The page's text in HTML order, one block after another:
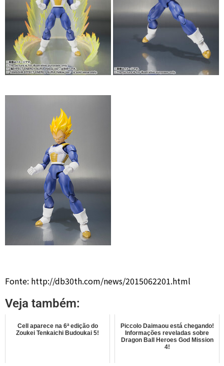
Fonte: http://db30th.com/news/2015062201.html
Veja também:
Cell aparece na 6ª edição do
Zoukei Tenkaichi Budoukai 5!
Piccolo Daimaou está chegando!
Informações reveladas sobre
Dragon Ball Heroes God Mission
4!